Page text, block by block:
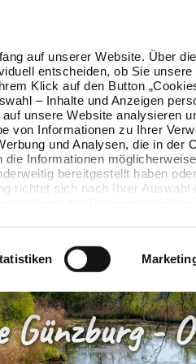
auf unserer Website. Über
entscheiden, ob Sie unsere
Klick auf den Button
– Inhalte und Anzeigen
unsere Website analysieren
von Informationen zu Ihrer
und Analysen, die in der
Informationen
bereitgestellt haben
richtet sich nach Ihrer Auswahl
Zulässigkeit der vorherigen
-